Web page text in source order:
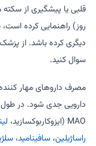
روز) راهنمایی کرده است،
دیگری کرده باشد. از
سوال کنید.
دارویی جدی شود. در طول
MAO (ایزوکاربوکسازید،
راساژیلین،سافینامید،